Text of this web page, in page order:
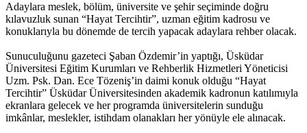
Adaylara meslek, bölüm, üniversite ve şehir seçiminde doğru
kılavuzluk sunan “Hayat Tercihtir”, uzman eğitim kadrosu ve
konuklarıyla bu dönemde de tercih yapacak adaylara rehber olacak.
Sunuculuğunu gazeteci Şaban Özdemir’in yaptığı, Üsküdar
Üniversitesi Eğitim Kurumları ve Rehberlik Hizmetleri Yöneticisi
Uzm. Psk. Dan. Ece Tözeniş’in daimi konuk olduğu “Hayat
Tercihtir” Üsküdar Üniversitesinden akademik kadronun katılımıyla
ekranlara gelecek ve her programda üniversitelerin sunduğu
imkânlar, meslekler, istihdam olanakları her yönüyle ele alınacak.